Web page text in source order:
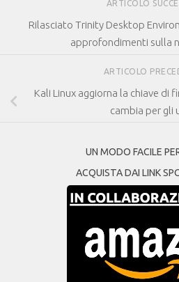
ARTICOLO
Rilasciato Trinity Desktop
approfondimenti sulla
ARTICOLO
Kali Linux aggiorna la chiave di
cambia per gli
UN MODO FACILE
ACQUISTA DAI LINK